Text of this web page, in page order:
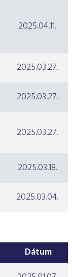
2025.04.11.
2025.03.27.
2025.03.27.
2025.03.27.
2025.03.18.
2025.03.04.
Dátum